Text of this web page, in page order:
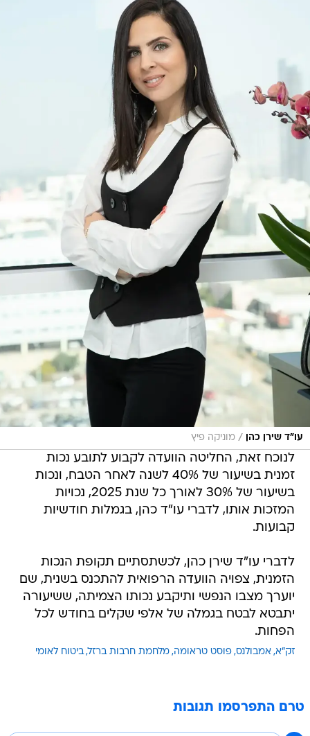
עו"ד שירן כהן / מוניקה פיץ
לנוכח זאת, החליטה הוועדה לקבוע לתובע נכות
זמנית בשיעור של 40% לשנה לאחר הטבח, ונכות
בשיעור של 30% לאורך כל שנת 2025, נכויות
המזכות אותו, לדברי עו"ד כהן, בגמלות חודשיות
קבועות.
לדברי עו"ד שירן כהן, לכשתסתיים תקופת הנכות
הזמנית, צפויה הוועדה הרפואית להתכנס בשנית, שם
יוערך מצבו הנפשי ותיקבע נכותו הצמיתה, ששיעורה
יתבטא לבטח בגמלה של אלפי שקלים בחודש לכל
הפחות.
זק"א אמבולנס פוסט טראומה מלחמת חרבות ברזל ביטוח לאומי
טרם התפרסמו תגובות